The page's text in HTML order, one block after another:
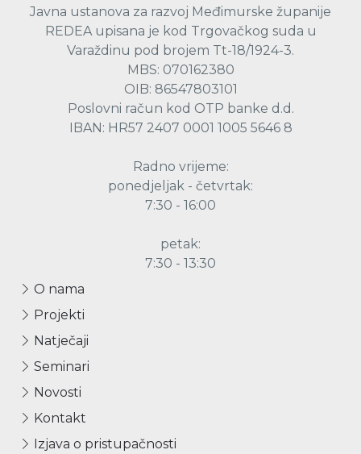
Javna ustanova za razvoj Međimurske županije
REDEA upisana je kod Trgovačkog suda u
Varaždinu pod brojem Tt-18/1924-3.
MBS: 070162380
OIB: 86547803101
Poslovni račun kod OTP banke d.d.
IBAN: HR57 2407 0001 1005 5646 8
Radno vrijeme:
ponedjeljak - četvrtak:
7:30 - 16:00
petak:
7:30 - 13:30
O nama
Projekti
Natječaji
Seminari
Novosti
Kontakt
Izjava o pristupačnosti